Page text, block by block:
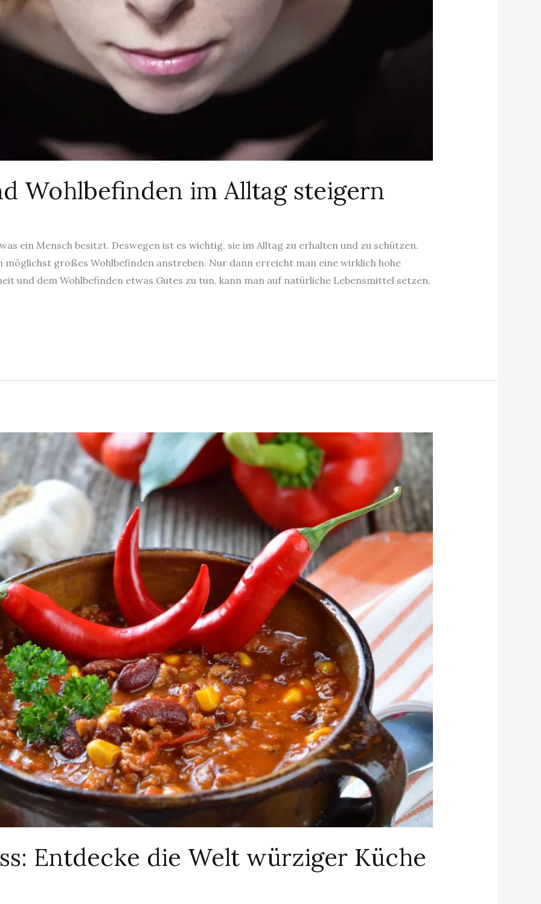
Wohlbefinden im Alltag steigern
ein Mensch besitzt. Deswegen ist es wichtig, sie im Alltag zu erhalten und zu schützen.
möglichst großes Wohlbefinden anstreben. Nur dann erreicht man eine wirklich hohe
und dem Wohlbefinden etwas Gutes zu tun, kann man auf natürliche Lebensmittel setzen,
Entdecke die Welt würziger Küche